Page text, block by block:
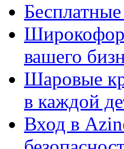
вашего
Шаровые
в каждой
Вход в